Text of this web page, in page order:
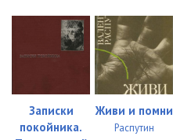
Записки
покойника.
Живи и помни
Распутин